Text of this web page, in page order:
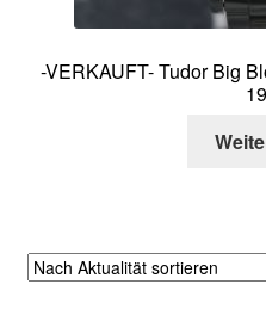
-VERKAUFT- Tudor Big